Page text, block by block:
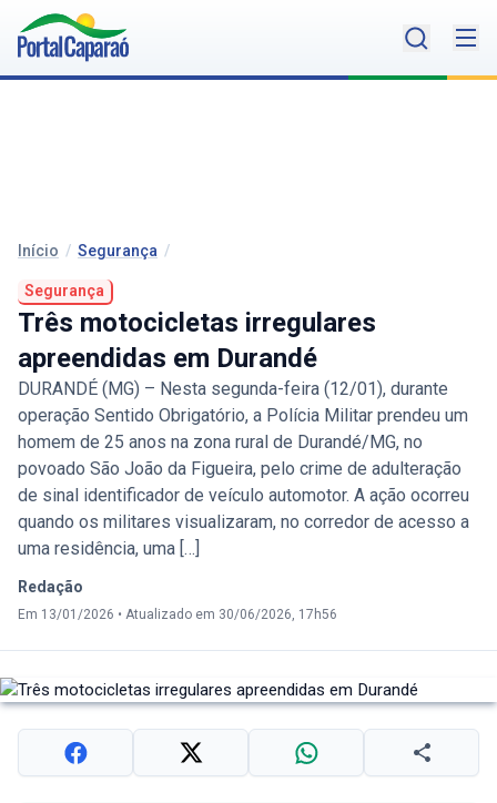
Início / Segurança /
Segurança
Três motocicletas irregulares
apreendidas em Durandé
DURANDÉ (MG) – Nesta segunda-feira (12/01), durante
operação Sentido Obrigatório, a Polícia Militar prendeu um
homem de 25 anos na zona rural de Durandé/MG, no
povoado São João da Figueira, pelo crime de adulteração
de sinal identificador de veículo automotor. A ação ocorreu
quando os militares visualizaram, no corredor de acesso a
uma residência, uma […]
Redação
Em 13/01/2026 • Atualizado em 30/06/2026, 17h56